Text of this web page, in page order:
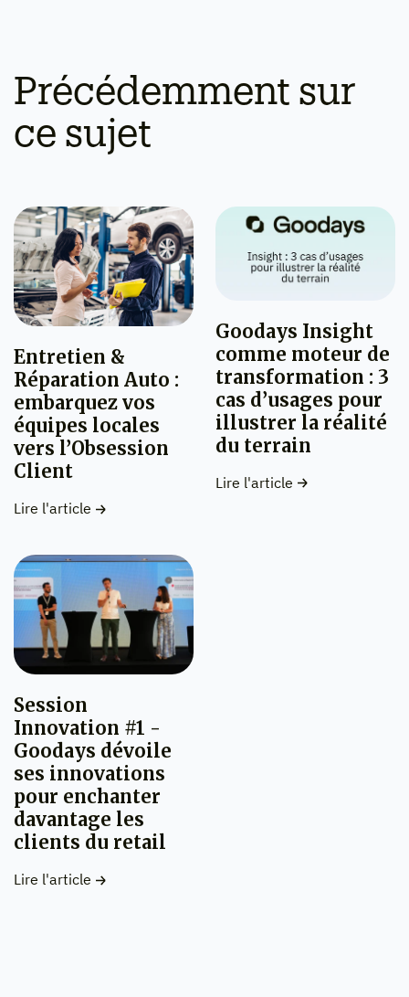
Précédemment sur
ce sujet
Entretien &
Réparation Auto :
embarquez vos
équipes locales
vers l’Obsession
Client
Lire l'article
Goodays Insight
comme moteur de
transformation : 3
cas d’usages pour
illustrer la réalité
du terrain
Lire l'article
Session
Innovation #1 -
Goodays dévoile
ses innovations
pour enchanter
davantage les
clients du retail
Lire l'article